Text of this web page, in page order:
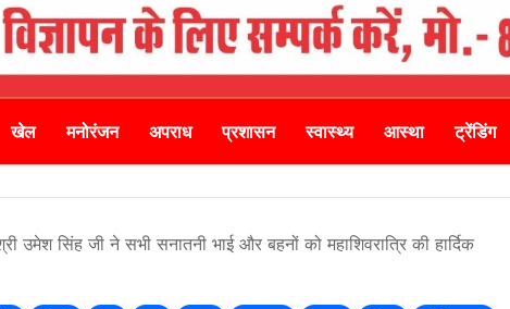
खेल मनोरंजन अपराध प्रशासन स्वास्थ्य आस्था ट्रेंडिंग
उमेश सिंह जी ने सभी सनातनी भाई और बहनों को महाशिवरात्रि की हार्दिक